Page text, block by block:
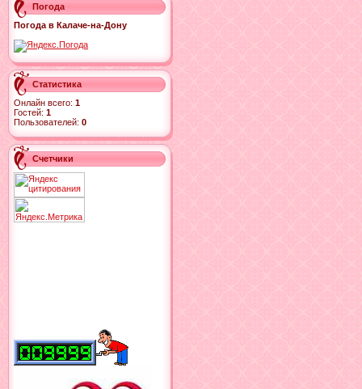
Погода
Погода в Калаче-на-Дону
Статистика
Онлайн всего: 1
Гостей: 1
Пользователей: 0
Счетчики